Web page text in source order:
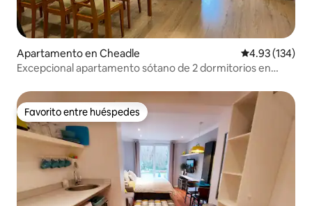
Apartamento en Cheadle Calificación
4.93 (134)
Excepcional apartamento sótano de 2 dormitorios en
Favorito entre huéspedes
Favorito entre huéspedes